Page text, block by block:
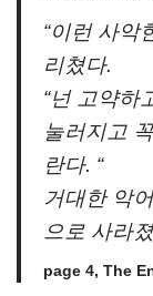
“이런 사악
리쳤다.
“넌 고약하
눌러지고
란다. “
거대한 악
으로 사라
page 4, The